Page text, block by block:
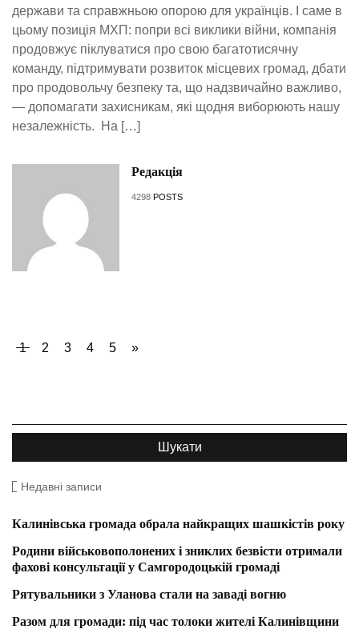
держави та справжньою опорою для українців. І саме в
цьому позиція МХП: попри всі виклики війни, компанія
продовжує піклуватися про свою багатотисячну
команду, підтримувати розвиток місцевих громад, дбати
про продовольчу безпеку та, що надзвичайно важливо,
— допомагати захисникам, які щодня виборюють нашу
незалежність. На […]
Редакція
4298 POSTS
1 2 3 4 5 »
Недавні записи
Калинівська громада обрала найкращих шашкістів року
Родини військовополонених і зниклих безвісти отримали
фахові консультації у Самгородоцькій громаді
Рятувальники з Уланова стали на заваді вогню
Разом для громади: під час толоки жителі Калинівщини